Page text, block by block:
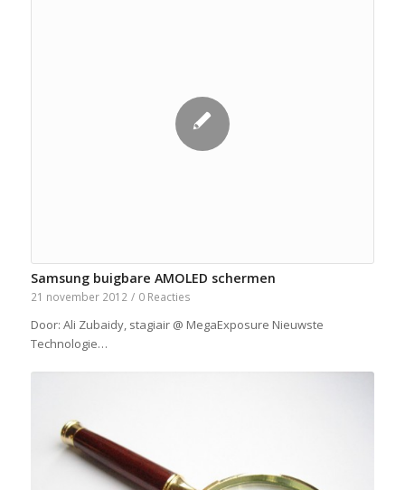
Samsung buigbare AMOLED schermen
21 november 2012 / 0 Reacties
Door: Ali Zubaidy, stagiair @ MegaExposure Nieuwste
Technologie…